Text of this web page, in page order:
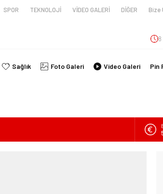
SPOR TEKNOLOJİ VİDEO GALERİ DİĞER Bize
8
Sağlık Foto Galeri Video Galeri Pin
sonucu hayatını kaybeden biri bebek 2